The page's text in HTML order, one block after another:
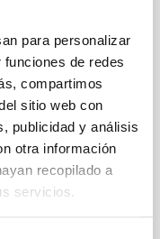
para personalizar
de redes
compartimos
sitio web con
publicidad y análisis
otra información
recopilado a
servicios.
el que participa
Astrofísica de
de tres
sistema
se encuentran una
(TOI-
c). El estudio se